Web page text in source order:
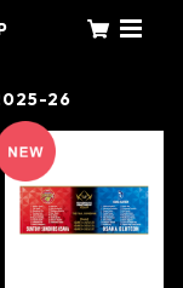
26